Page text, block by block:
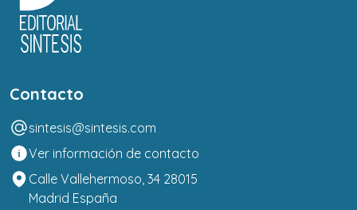
Contacto
sintesis@sintesis.com
Ver información de contacto
Calle Vallehermoso, 34 28015
Madrid España